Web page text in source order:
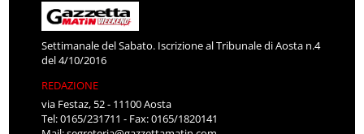
Settimanale del Sabato. Iscrizione al Tribunale di Aosta n.4
del 4/10/2016
REDAZIONE
via Festaz, 52 - 11100 Aosta
Tel: 0165/231711 - Fax: 0165/1820141